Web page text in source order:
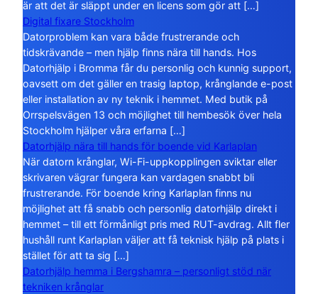
är att det är släppt under en licens som gör att […]
Digital fixare Stockholm
Datorproblem kan vara både frustrerande och
tidskrävande – men hjälp finns nära till hands. Hos
Datorhjälp i Bromma får du personlig och kunnig support,
oavsett om det gäller en trasig laptop, krånglande e-post
eller installation av ny teknik i hemmet. Med butik på
Orrspelsvägen 13 och möjlighet till hembesök över hela
Stockholm hjälper våra erfarna […]
Datorhjälp nära till hands för boende vid Karlaplan
När datorn krånglar, Wi-Fi-uppkopplingen sviktar eller
skrivaren vägrar fungera kan vardagen snabbt bli
frustrerande. För boende kring Karlaplan finns nu
möjlighet att få snabb och personlig datorhjälp direkt i
hemmet – till ett förmånligt pris med RUT-avdrag. Allt fler
hushåll runt Karlaplan väljer att få teknisk hjälp på plats i
stället för att ta sig […]
Datorhjälp hemma i Bergshamra – personligt stöd när
tekniken krånglar